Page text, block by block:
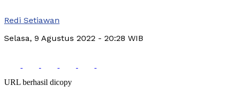
Redi Setiawan
Selasa, 9 Agustus 2022 - 20:28 WIB
URL berhasil dicopy